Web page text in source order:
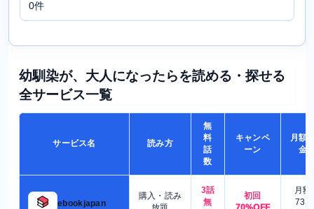
0件
幼馴染が、大人になったらを読める・探せる
全サービス一覧
サービス名 読み方
無
料
話
数
キャンペ
ーン
月額
金
ebookjapan
購入・読み
3話
無
初回
月額
730